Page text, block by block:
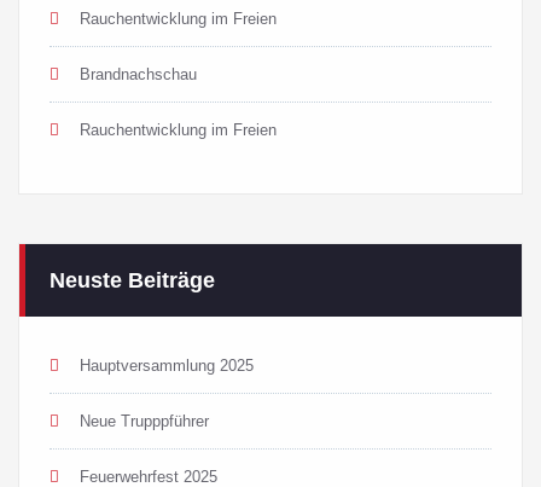
Rauchentwicklung im Freien
Brandnachschau
Rauchentwicklung im Freien
Neuste Beiträge
Hauptversammlung 2025
Neue Trupppführer
Feuerwehrfest 2025